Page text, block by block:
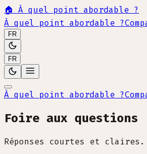
🏠 À quel point abordable ?
À quel point abordable ?
FR
FR
À quel point abordable ?
Foire aux questions
Réponses courtes et